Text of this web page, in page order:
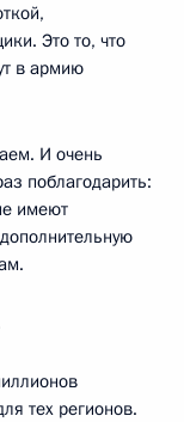
Это то, что
в армию
И очень
поблагодарить:
имеют
тех регионов.